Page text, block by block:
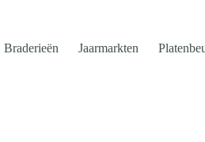
Braderieën Jaarmarkten